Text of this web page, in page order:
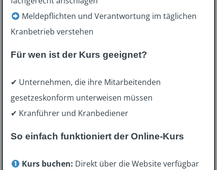
Meldepflichten und Verantwortung im täglichen
Kranbetrieb verstehen
Für wen ist der Kurs geeignet?
✔ Unternehmen, die ihre Mitarbeitenden
gesetzeskonform unterweisen müssen
✔ Kranführer und Kranbediener
So einfach funktioniert der Online-Kurs
Kurs buchen: Direkt über die Website verfügbar